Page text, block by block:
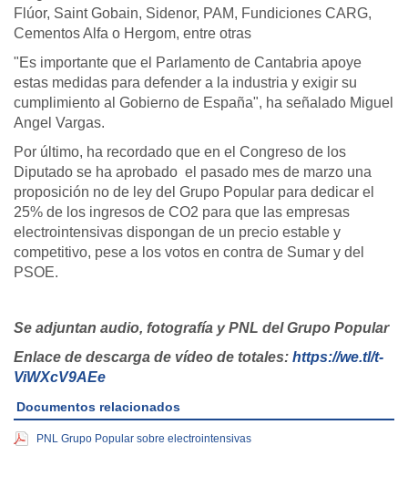
Flúor, Saint Gobain, Sidenor, PAM, Fundiciones CARG,
Cementos Alfa o Hergom, entre otras
"Es importante que el Parlamento de Cantabria apoye
estas medidas para defender a la industria y exigir su
cumplimiento al Gobierno de España", ha señalado Miguel
Angel Vargas.
Por último, ha recordado que en el Congreso de los
Diputado se ha aprobado el pasado mes de marzo una
proposición no de ley del Grupo Popular para dedicar el
25% de los ingresos de CO2 para que las empresas
electrointensivas dispongan de un precio estable y
competitivo, pese a los votos en contra de Sumar y del
PSOE.
Se adjuntan audio, fotografía y PNL del Grupo Popular
Enlace de descarga de vídeo de totales: https://we.tl/t-
ViWXcV9AEe
Documentos relacionados
PNL Grupo Popular sobre electrointensivas